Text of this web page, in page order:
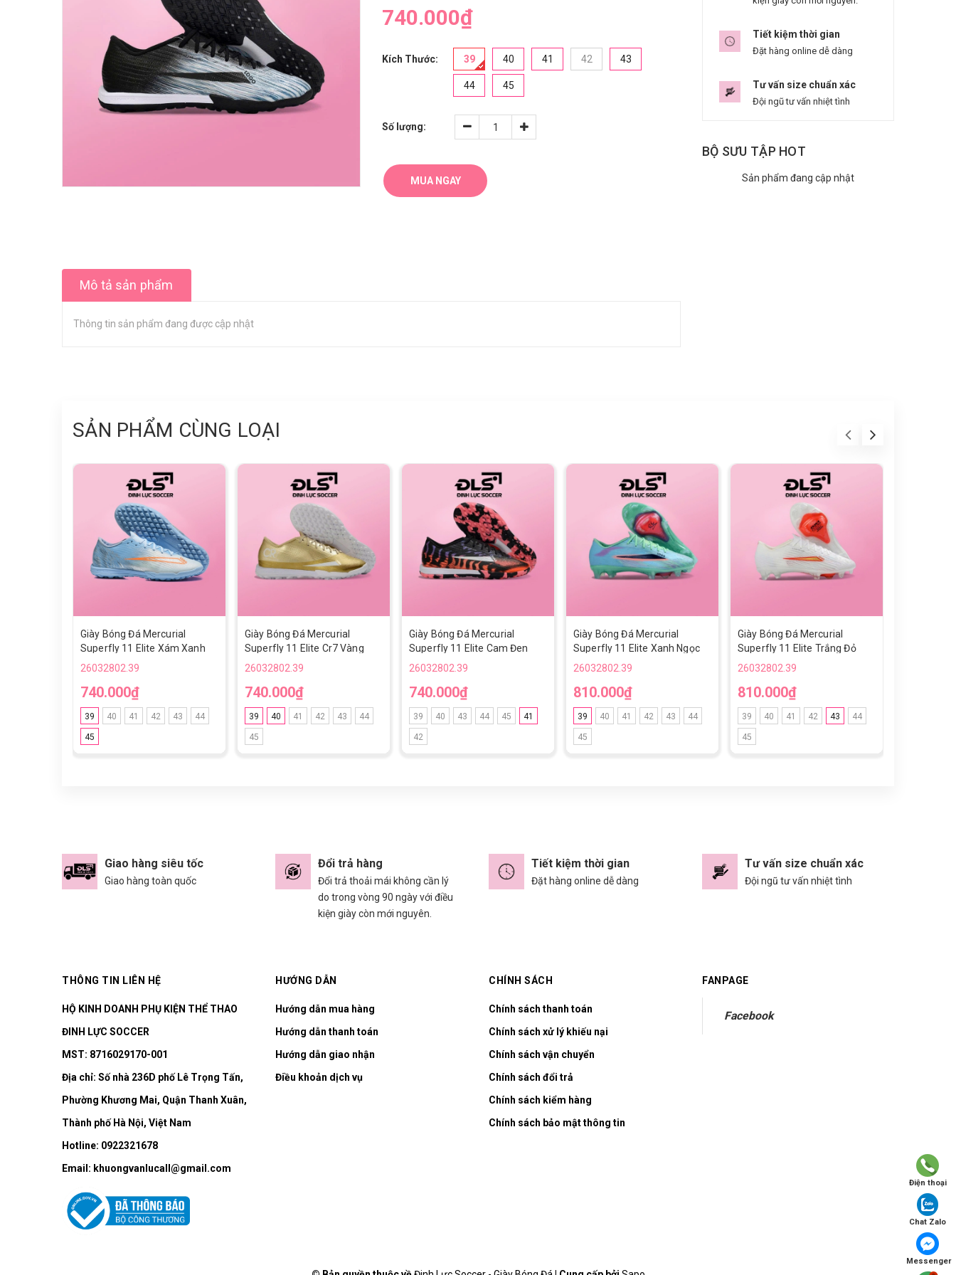
740.000₫
Kích Thước: 39 40 41 42 43
44 45
Số lượng:
MUA NGAY
Mô tả sản phẩm
Thông tin sản phẩm đang được cập nhật
Tiết kiệm thời gian
Đặt hàng online dễ dàng
Tư vấn size chuẩn xác
Đội ngũ tư vấn nhiệt tình
BỘ SƯU TẬP HOT
Sản phẩm đang cập nhật
SẢN PHẨM CÙNG LOẠI
Giày Bóng Đá Mercurial
Superfly 11 Elite Xám Xanh
Cổ Lửng TF
26032802.39
740.000₫
39 40 41 42 43 44
45
Giày Bóng Đá Mercurial
Superfly 11 Elite Cr7 Vàng
Đồng TF
26032802.39
740.000₫
39 40 41 42 43 44
45
Giày Bóng Đá Mercurial
Superfly 11 Elite Cam Đen
Vạch Xám TF
26032802.39
740.000₫
39 40 43 44 45 41
42
Giày Bóng Đá Mercurial
Superfly 11 Elite Xanh Ngọc
Vạch Đen Cam FG
26032802.39
810.000₫
39 40 41 42 43 44
45
Giày Bóng Đá Mercurial
Superfly 11 Elite Trắng Đỏ
Vạch Đồng FG
26032802.39
810.000₫
39 40 41 42 43 44
45
Giao hàng siêu tốc
Giao hàng toàn quốc
Đổi trả hàng
Đổi trả thoải mái không cần lý
do trong vòng 90 ngày với điều
kiện giày còn mới nguyên.
Tiết kiệm thời gian
Đặt hàng online dễ dàng
Tư vấn size chuẩn xác
Đội ngũ tư vấn nhiệt tình
THÔNG TIN LIÊN HỆ
HỘ KINH DOANH PHỤ KIỆN THỂ THAO
ĐINH LỰC SOCCER
MST: 8716029170-001
Địa chỉ: Số nhà 236D phố Lê Trọng Tấn,
Phường Khương Mai, Quận Thanh Xuân,
Thành phố Hà Nội, Việt Nam
Hotline: 0922321678
Email: khuongvanlucall@gmail.com
HƯỚNG DẪN
Hướng dẫn mua hàng
Hướng dẫn thanh toán
Hướng dẫn giao nhận
Điều khoản dịch vụ
CHÍNH SÁCH
Chính sách thanh toán
Chính sách xử lý khiếu nại
Chính sách vận chuyển
Chính sách đổi trả
Chính sách kiểm hàng
Chính sách bảo mật thông tin
FANPAGE
Facebook
Điện thoại
Chat Zalo
Messenger